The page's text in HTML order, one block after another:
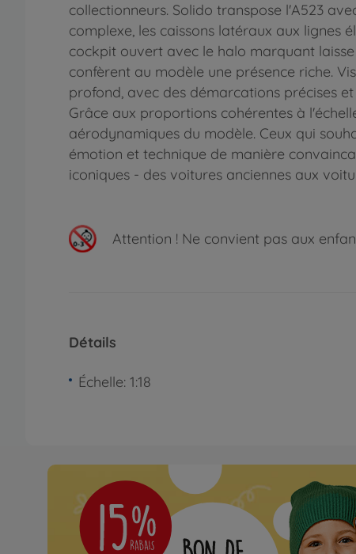
collectionneurs. Solido transpose l'A523
complexe, les caissons latéraux aux lignes
cockpit ouvert avec le halo marquant
confèrent au modèle une présence riche.
profond, avec des démarcations précises
Grâce aux proportions cohérentes à
aérodynamiques du modèle. Ceux qui
émotion et technique de manière
iconiques - des voitures anciennes aux
Attention ! Ne convient pas aux
Détails
Échelle: 1:18